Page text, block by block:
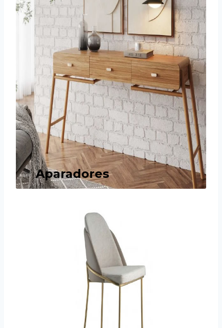
Aparadores